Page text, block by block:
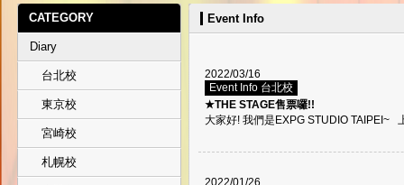
CATEGORY
Diary
台北校
東京校
宮崎校
札幌校
Event Info
2022/03/16
Event Info 台北校
★THE STAGE售票囉!!
大家好! 我們是EXPG STUDIO TAIPEI~
2022/01/26